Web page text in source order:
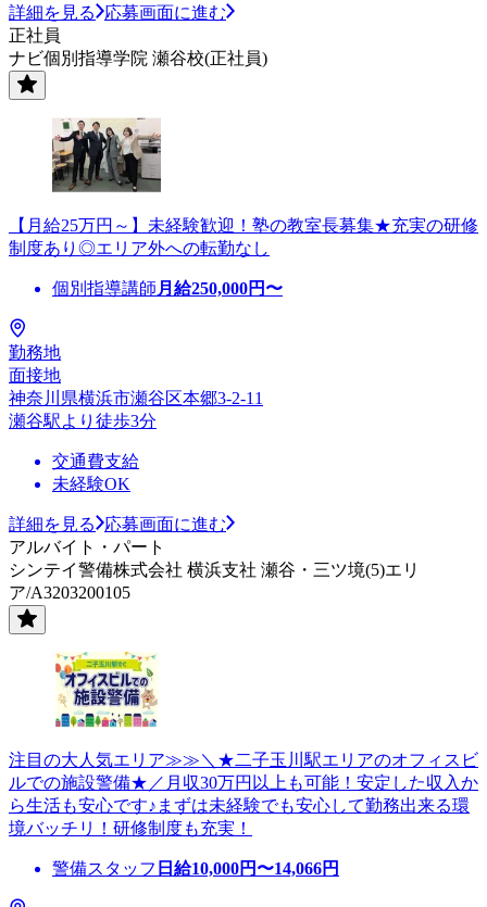
詳細を見る
応募画面に進む
正社員
ナビ個別指導学院 瀬谷校(正社員)
【月給25万円～】未経験歓迎！塾の教室長募集★充実の研修
制度あり◎エリア外への転勤なし
個別指導講師 月給250,000円〜
勤務地
面接地
神奈川県横浜市瀬谷区本郷3-2-11
瀬谷駅より徒歩3分
交通費支給
未経験OK
詳細を見る
応募画面に進む
アルバイト・パート
シンテイ警備株式会社 横浜支社 瀬谷・三ツ境(5)エリ
ア/A3203200105
注目の大人気エリア≫≫＼★二子玉川駅エリアのオフィスビ
ルでの施設警備★／月収30万円以上も可能！安定した収入か
ら生活も安心です♪まずは未経験でも安心して勤務出来る環
境バッチリ！研修制度も充実！
警備スタッフ 日給10,000円〜14,066円